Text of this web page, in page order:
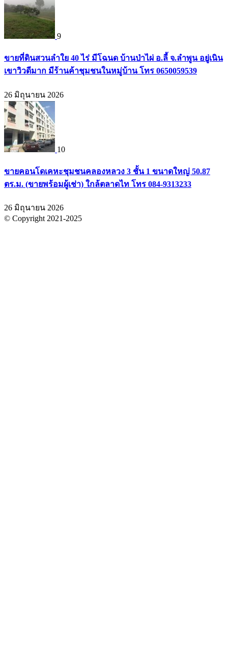
9
ขายที่ดินสวนลำใย 40 ไร่ มีโฉนด บ้านป่าไผ่ อ.ลี้ จ.ลำพูน อยู่เนิน
เขาวิวดีมาก มีร้านค้าชุมชนในหมู่บ้าน โทร 0650059539
26 มิถุนายน 2026
10
ขายคอนโดเคหะชุมชนคลองหลวง 3 ชั้น 1 ขนาดใหญ่ 50.87
ตร.ม. (ขายพร้อมผู้เช่า) ใกล้ตลาดไท โทร 084-9313233
26 มิถุนายน 2026
© Copyright 2021-2025